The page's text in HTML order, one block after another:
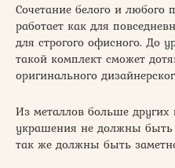
Сочетание белого и любого
работает как для
для строгого офисного. До
такой комплект сможет
оригинального
Из металлов больше
украшения не должны
так же должны быть